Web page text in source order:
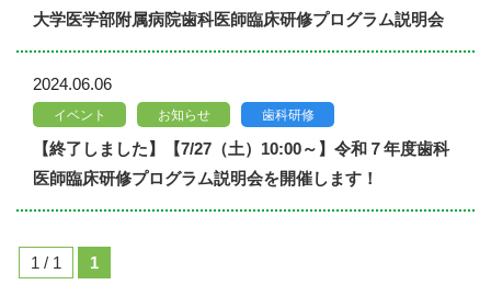
大学医学部附属病院歯科医師臨床研修プログラム説明会
2024.06.06
イベント お知らせ 歯科研修
【終了しました】【7/27（土）10:00～】令和７年度歯科
医師臨床研修プログラム説明会を開催します！
1 / 1 1